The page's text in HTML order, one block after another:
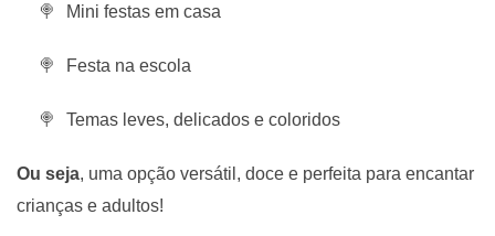
Mini festas em casa
Festa na escola
Temas leves, delicados e coloridos
Ou seja, uma opção versátil, doce e perfeita para encantar
crianças e adultos!